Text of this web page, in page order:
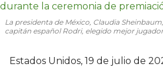
La presidenta de México, Claudia
capitán español Rodri, elegido mejor
Estados Unidos, 19 de julio de